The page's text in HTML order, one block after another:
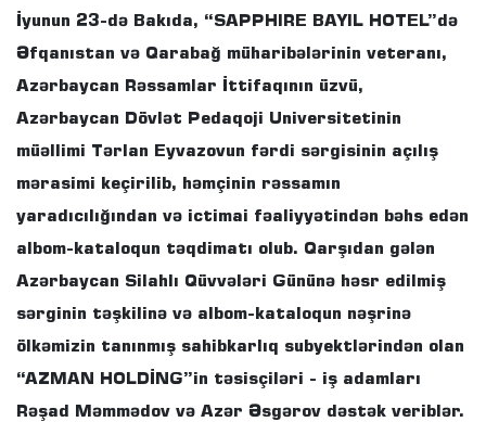
İyunun 23-də Bakıda, “SAPPHIRE BAYIL HOTEL”də
Əfqanıstan və Qarabağ müharibələrinin veteranı,
Azərbaycan Rəssamlar İttifaqının üzvü,
Azərbaycan Dövlət Pedaqoji Universitetinin
müəllimi Tərlan Eyvazovun fərdi sərgisinin açılış
mərasimi keçirilib, həmçinin rəssamın
yaradıcılığından və ictimai fəaliyyətindən bəhs edən
albom-kataloqun təqdimatı olub. Qarşıdan gələn
Azərbaycan Silahlı Qüvvələri Gününə həsr edilmiş
sərginin təşkilinə və albom-kataloqun nəşrinə
ölkəmizin tanınmış sahibkarlıq subyektlərindən olan
“AZMAN HOLDİNG”in təsisçiləri - iş adamları
Rəşad Məmmədov və Azər Əsgərov dəstək veriblər.